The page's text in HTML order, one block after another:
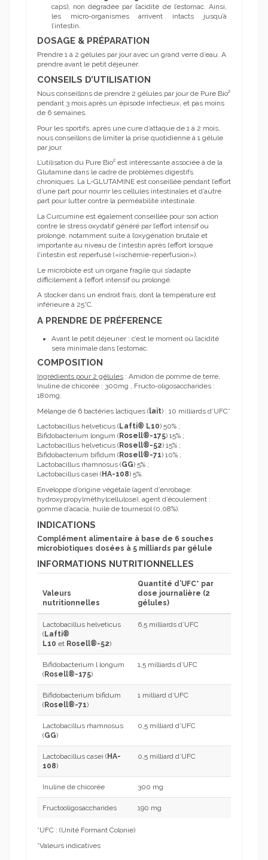
caps), non dégradée par l’acidité de l’estomac. Ainsi,
les micro-organismes arrivent intacts jusqu’à
l’intestin.
DOSAGE & PRÉPARATION
Prendre 1 à 2 gélules par jour avec un grand verre d’eau. A
prendre avant le petit déjeuner.
CONSEILS D’UTILISATION
Nous conseillons de prendre 2 gélules par jour de Pure Bio²
pendant 3 mois après un épisode infectieux, et pas moins
de 6 semaines.
Pour les sportifs, après une cure d’attaque de 1 à 2 mois,
nous conseillons de limiter la prise quotidienne à 1 gélule
par jour.
L’utilisation du Pure Bio² est intéressante associée à de la
Glutamine dans le cadre de problèmes digestifs
chroniques. La L-GLUTAMINE est conseillée pendant l’effort
d’une part pour nourrir les cellules intestinales et d’autre
part pour lutter contre la perméabilité intestinale.
La Curcumine est également conseillée pour son action
contre le stress oxydatif généré par l’effort intensif ou
prolongé, notamment suite à l’oxygénation brutale et
importante au niveau de l’intestin après l’effort lorsque
l'intestin est reperfusé («ischémie-reperfusion»).
Le microbiote est un organe fragile qui s’adapte
difficilement à l’effort intensif ou prolongé.
A stocker dans un endroit frais, dont la température est
inférieure à 25°C.
A PRENDRE DE PRÉFERENCE
Avant le petit déjeuner : c’est le moment où l’acidité
sera minimale dans l’estomac.
COMPOSITION
Ingrédients pour 2 gélules : Amidon de pomme de terre,
Inuline de chicorée : 300mg , Fructo-oligosaccharides :
180mg.
Mélange de 6 bactéries lactiques (lait) : 10 milliards d’UFC*
Lactobacillus helveticus (Lafti® L10) 50% ;
Bifidobacterium longum (Rosell®-175) 15% ;
Lactobacillus helveticus (Rosell®-52) 15% ;
Bifidobacterium bifidum (Rosell®-71) 10% ;
Lactobacillus rhamnosus (GG) 5% ;
Lactobacillus casei (HA-108) 5%.
Enveloppe d’origine végétale (agent d’enrobage:
hydroxypropylméthylcellulose), agent d’écoulement :
gomme d’acacia, huile de tournesol (0,08%).
INDICATIONS
Complément alimentaire à base de 6 souches
microbiotiques dosées à 5 milliards par gélule
INFORMATIONS NUTRITIONNELLES
Valeurs
nutritionnelles
Quantité d’UFC* par
dose journalière (2
gélules)
Lactobacillus helveticus
( Lafti®
L10 et Rosell®-52)
6,5 milliards d’UFC
Bifidobacterium l longum
(Rosell®-175)
1,5 milliards d’UFC
Bifidobacterium bifidum
( Rosell®-71)
1 milliard d’UFC
Lactobacillus rhamnosus
(GG)
0,5 milliard d’UFC
Lactobacillus casei ( HA-
108)
0,5 milliard d’UFC
Inuline de chicorée 300 mg
Fructooligosaccharides 190 mg
*UFC : (Unité Formant Colonie)
*Valeurs indicatives